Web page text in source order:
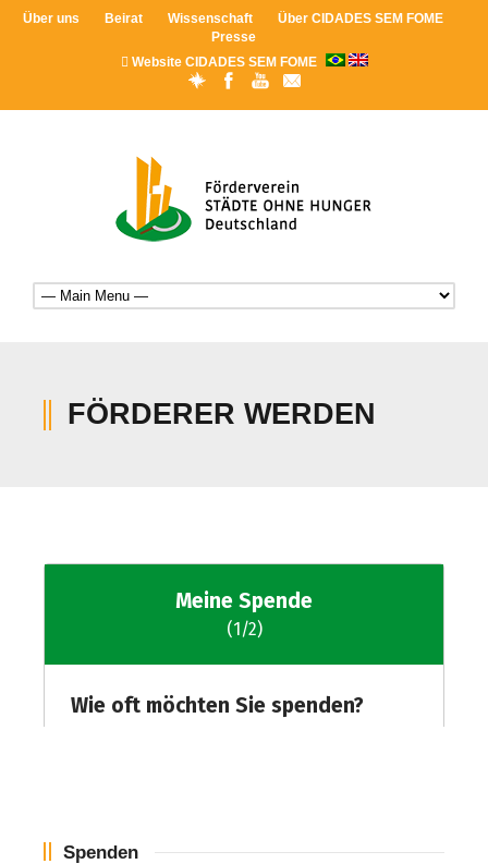
Über uns Beirat Wissenschaft
Über CIDADES SEM FOME
Presse
Website CIDADES SEM FOME
FÖRDERER WERDEN
Spenden